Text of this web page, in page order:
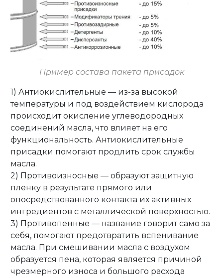
Пример состава пакета присадок
1) Антиокислительные — из-за высокой
температуры и под воздействием кислорода
происходит окисление углеводородных
соединений масла, что влияет на его
функциональность. Антиокислительные
присадки помогают продлить срок службы
масла.
2) Противоизносные — образуют защитную
пленку в результате прямого или
опосредствованного контакта их активных
ингредиентов с металлической поверхностью.
3) Противопенные — название говорит само за
себя, помогают предотвратить вспенивание
масла. При смешивании масла с воздухом
образуется пена, которая является причиной
чрезмерного износа и большого расхода